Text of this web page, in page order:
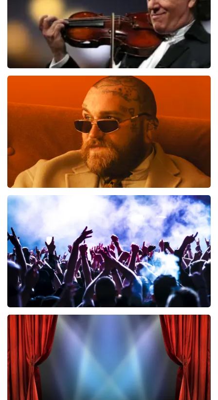
laatste 30 minuten
BESTEL NU
Teddy Swims
BESTEL NU
Megadeth
385 laatste 30 minuten
BESTEL NU